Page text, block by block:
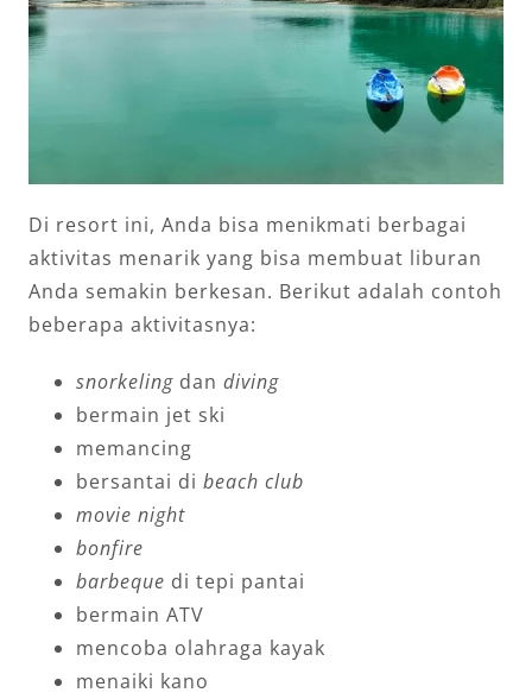
Di resort ini, Anda bisa menikmati berbagai
aktivitas menarik yang bisa membuat liburan
Anda semakin berkesan. Berikut adalah contoh
beberapa aktivitasnya:
snorkelingdan diving
bermain jet ski
memancing
bersantai di beach club
movie night
bonfire
barbeque di tepi pantai
bermain ATV
mencoba olahraga kayak
menaiki kano